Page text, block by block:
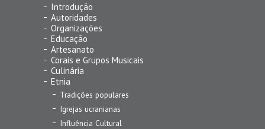
Introdução
Autoridades
Organizações
Educação
Artesanato
Corais e Grupos Musicais
Culinária
Etnia
Tradições populares
Igrejas ucranianas
Influência Cultural